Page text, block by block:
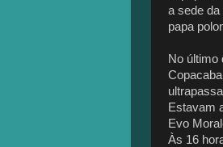
a sede
papa
No último
Estavam
Evo
Às 16